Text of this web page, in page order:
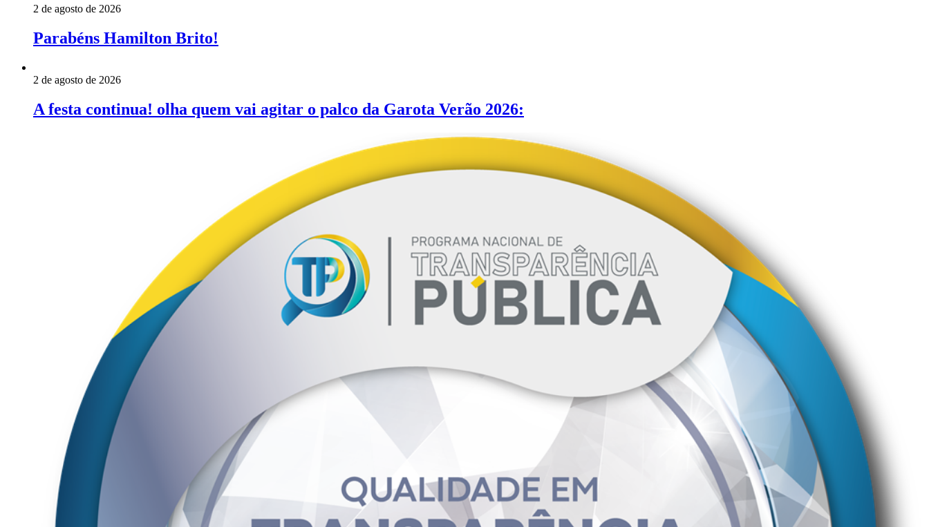
2 de agosto de 2026
Parabéns Hamilton Brito!
2 de agosto de 2026
A festa continua! olha quem vai agitar o palco da Garota Verão 2026: